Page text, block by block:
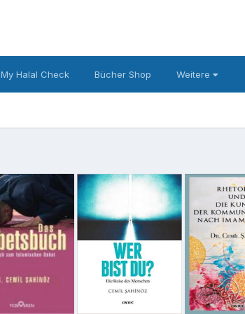
My Halal Check Bücher Shop Weitere